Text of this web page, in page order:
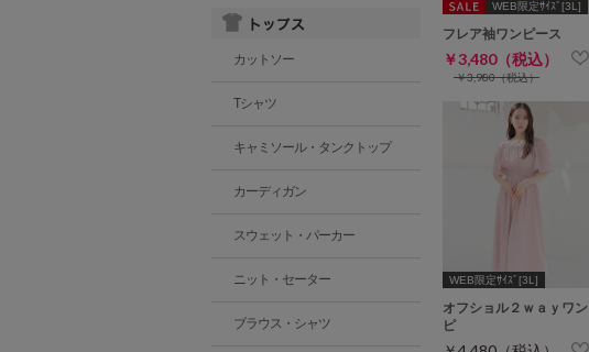
WEB限定ｻｲｽﾞ[3L]
フレア袖ワンピース
￥3,480（税込）
￥3,980（税込）
WEB限定ｻｲｽﾞ[3L]
オフショル２ｗａｙワン
ピ
カットソー
Tシャツ
キャミソール・タンクトップ
カーディガン
スウェット・パーカー
ニット・セーター
ブラウス・シャツ